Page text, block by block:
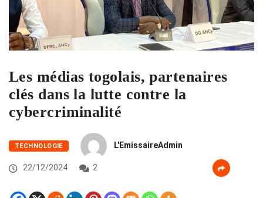
Les médias togolais, partenaires
clés dans la lutte contre la
cybercriminalité
TECHNOLOGIE L'EmissaireAdmin
22/12/2024 2